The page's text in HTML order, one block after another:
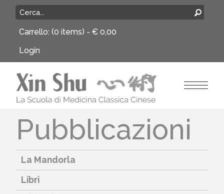
Carrello: (0 items) - € 0,00
Login
Pubblicazioni
La Mandorla
Libri